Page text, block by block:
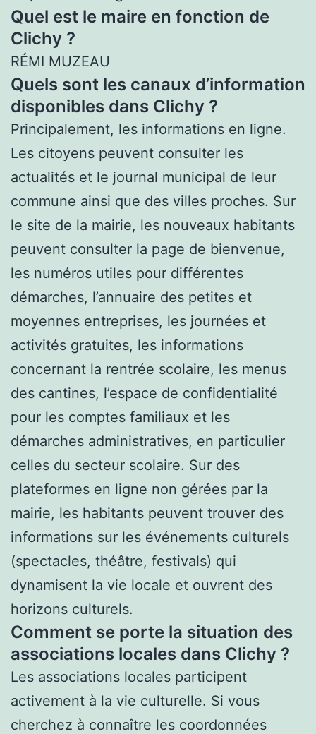
Quel est le maire en fonction de
Clichy ?
RÉMI MUZEAU
Quels sont les canaux d’information
disponibles dans Clichy ?
Principalement, les informations en ligne.
Les citoyens peuvent consulter les
actualités et le journal municipal de leur
commune ainsi que des villes proches. Sur
le site de la mairie, les nouveaux habitants
peuvent consulter la page de bienvenue,
les numéros utiles pour différentes
démarches, l’annuaire des petites et
moyennes entreprises, les journées et
activités gratuites, les informations
concernant la rentrée scolaire, les menus
des cantines, l’espace de confidentialité
pour les comptes familiaux et les
démarches administratives, en particulier
celles du secteur scolaire. Sur des
plateformes en ligne non gérées par la
mairie, les habitants peuvent trouver des
informations sur les événements culturels
(spectacles, théâtre, festivals) qui
dynamisent la vie locale et ouvrent des
horizons culturels.
Comment se porte la situation des
associations locales dans Clichy ?
Les associations locales participent
activement à la vie culturelle. Si vous
cherchez à connaître les coordonnées